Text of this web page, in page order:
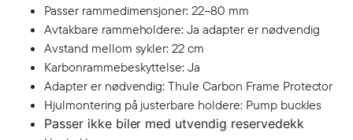
Passer rammedimensjoner: 22–80 mm
Avtakbare rammeholdere: Ja adapter er nødvendig
Avstand mellom sykler: 22 cm
Karbonrammebeskyttelse: Ja
Adapter er nødvendig: Thule Carbon Frame Protector
Hjulmontering på justerbare holdere: Pump buckles
Passer ikke biler med utvendig reservedekk